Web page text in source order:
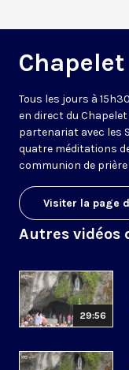
Tous les jours à
en direct du
partenariat avec les
quatre méditations
communion de
Visiter la page
Autres vidéos
29:56